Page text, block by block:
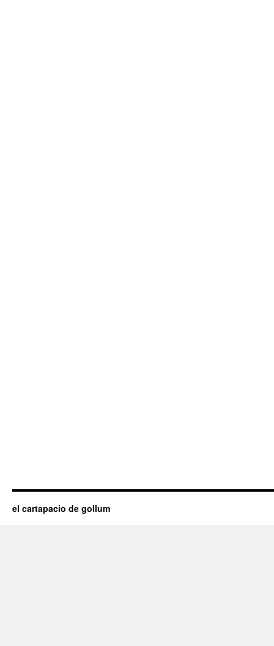
el cartapacio de gollum